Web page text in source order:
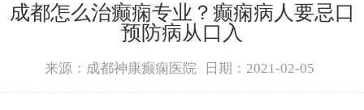
成都怎么治癫痫专业？癫痫病人要忌口
预防病从口入
来源：成都神康癫痫医院 日期：2021-02-05